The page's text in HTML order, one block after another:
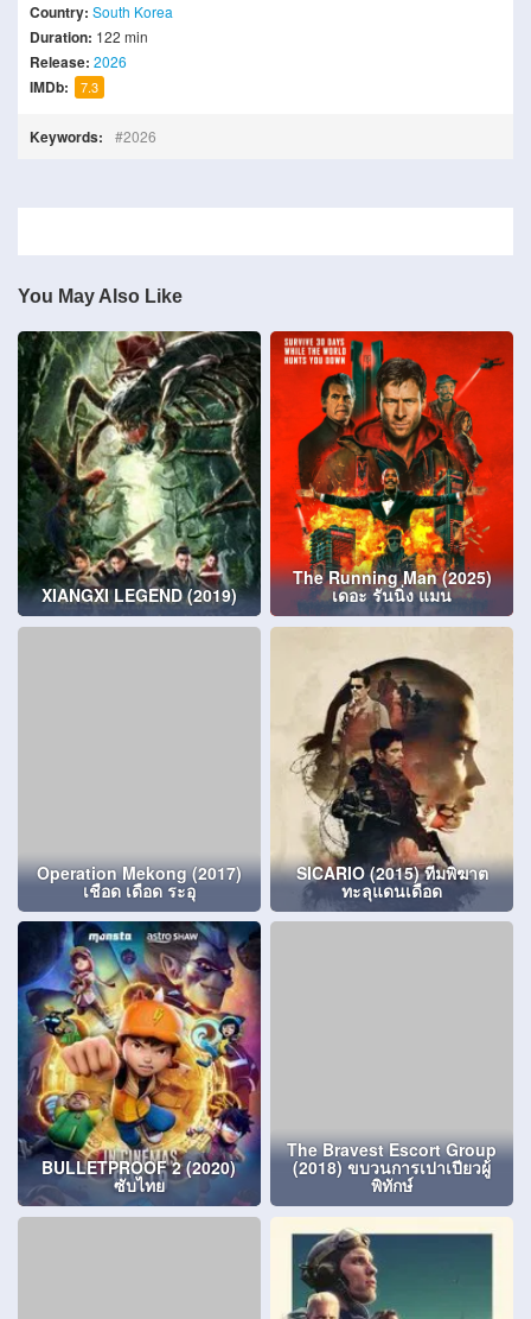
Country: South Korea
Duration: 122 min
Release: 2026
IMDb: 7.3
Keywords: 2026
You May Also Like
XIANGXI LEGEND (2019)
The Running Man (2025)
เดอะ รันนิ่ง แมน
Operation Mekong (2017)
เชือด เดือด ระอุ
SICARIO (2015) ทีมพิฆาต
ทะลุแดนเดือด
BULLETPROOF 2 (2020)
ซับไทย
The Bravest Escort Group
(2018) ขบวนการเปาเปียวผู้
พิทักษ์